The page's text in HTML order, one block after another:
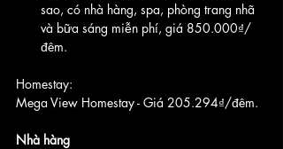
sao, có nhà hàng, spa, phòng trang nhã
và bữa sáng miễn phí, giá 850.000₫/
đêm.
Homestay:
Mega View Homestay - Giá 205.294₫/đêm.
Nhà hàng